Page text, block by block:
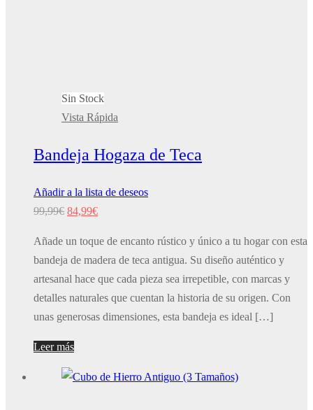
Sin Stock
Vista Rápida
Bandeja Hogaza de Teca
Añadir a la lista de deseos
99,99€ El
original
era:
99,99€.
84,99€El
actual
es:
84,99€.
Añade un toque de encanto rústico y único a tu hogar con esta
bandeja de madera de teca antigua. Su diseño auténtico y
artesanal hace que cada pieza sea irrepetible, con marcas y
detalles naturales que cuentan la historia de su origen. Con
unas generosas dimensiones, esta bandeja es ideal […]
Leer más